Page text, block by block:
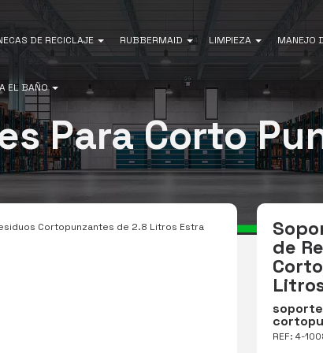
DE RECICLAJE RUBBERMAID LIMPIEZA MANEJO
EL BAÑO
Para Corto
Cortopunzantes de 2.8 Litros Estra
de
REF: 4-